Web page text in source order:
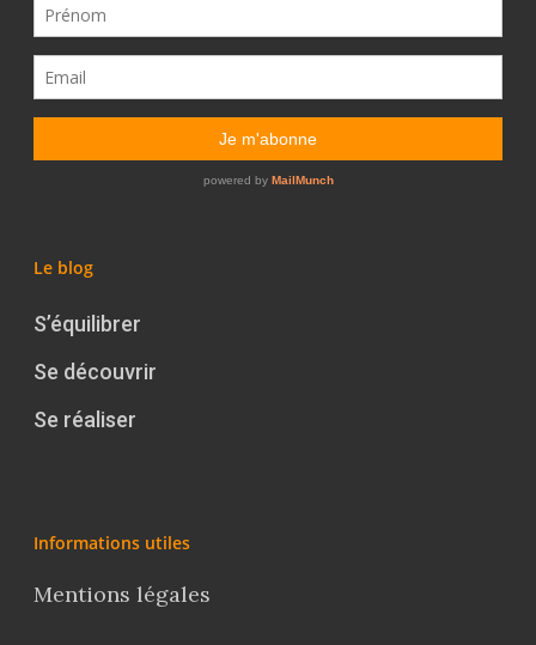
Le blog
S’équilibrer
Se découvrir
Se réaliser
Informations utiles
Mentions légales